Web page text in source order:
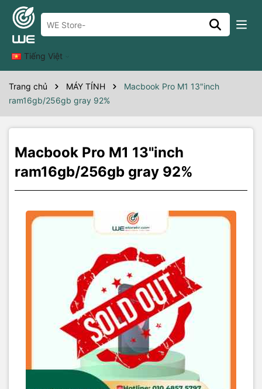
Tiếng Việt
Trang chủ MÁY TÍNH
Macbook Pro M1 13"inch
ram16gb/256gb gray 92%
Macbook Pro M1 13"inch
ram16gb/256gb gray 92%
Thông số kỹ thuật
macbook prom1 13" 16/256gb gray
95/92A-